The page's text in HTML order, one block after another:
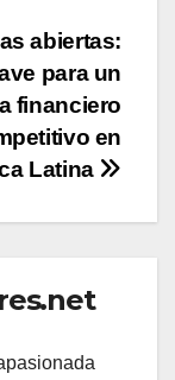
abiertas:
para un
financiero
en
Latina